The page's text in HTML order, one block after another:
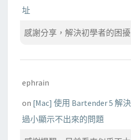
址
感謝分享，解決初學者的困擾
ephrain
on [Mac] 使用 Bartender 5 解
過小顯示不出來的問題